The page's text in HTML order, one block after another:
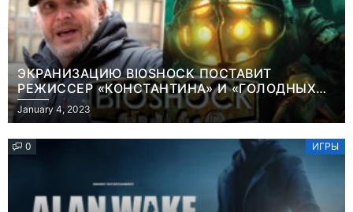
ЭКРАНИЗАЦИЮ BIOSHOCK ПОСТАВИТ
РЕЖИССЕР «КОНСТАНТИНА» И «ГОЛОДНЫХ
ИГР»
January 4, 2023
0 ИГРЫ